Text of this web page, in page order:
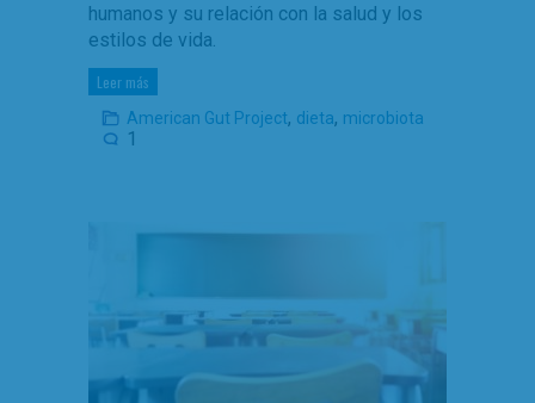
humanos y su relación con la salud y los
estilos de vida.
Leer más
American Gut Project, dieta, microbiota
1